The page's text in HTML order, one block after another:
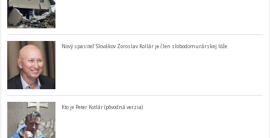
Nový spasiteľ Slovákov Zoroslav Kollár je člen slobodomurárskej lóže
Kto je Peter Kotlár (pôvodná verzia)